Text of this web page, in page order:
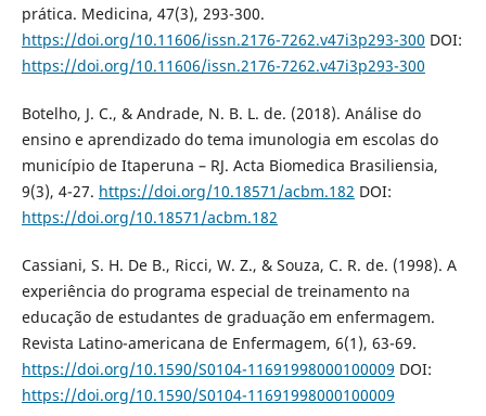
prática. Medicina, 47(3), 293-300.
https://doi.org/10.11606/issn.2176-7262.v47i3p293-300 DOI:
https://doi.org/10.11606/issn.2176-7262.v47i3p293-300
Botelho, J. C., & Andrade, N. B. L. de. (2018). Análise do
ensino e aprendizado do tema imunologia em escolas do
município de Itaperuna – RJ. Acta Biomedica Brasiliensia,
9(3), 4-27. https://doi.org/10.18571/acbm.182 DOI:
https://doi.org/10.18571/acbm.182
Cassiani, S. H. De B., Ricci, W. Z., & Souza, C. R. de. (1998). A
experiência do programa especial de treinamento na
educação de estudantes de graduação em enfermagem.
Revista Latino-americana de Enfermagem, 6(1), 63-69.
https://doi.org/10.1590/S0104-11691998000100009 DOI:
https://doi.org/10.1590/S0104-11691998000100009